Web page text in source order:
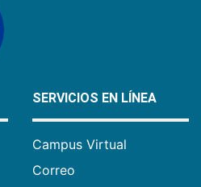
SERVICIOS EN LÍNEA
Campus Virtual
Correo